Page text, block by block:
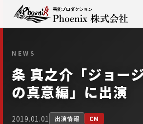
NEWS
条 真之介「ジョー
の真意編」に出演
2019.01.01 出演情報 CM